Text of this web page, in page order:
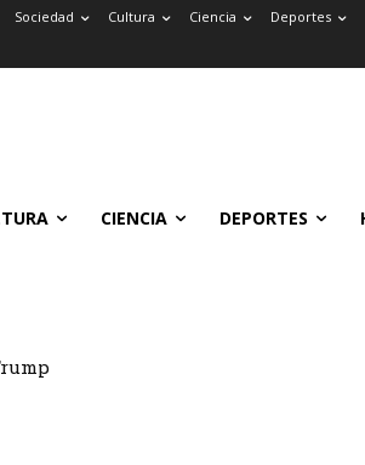
Sociedad Cultura Ciencia Deportes
CIENCIA DEPORTES